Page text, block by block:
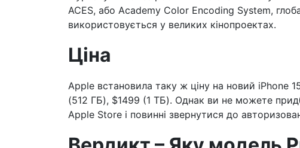
ACES, або Academy Color Encoding System,
використовується у великих кінопроектах.
Ціна
Apple встановила таку ж ціну на новий iPhone
(512 ГБ), $1499 (1 ТБ). Однак ви не можете
Apple Store і повинні звернутися до